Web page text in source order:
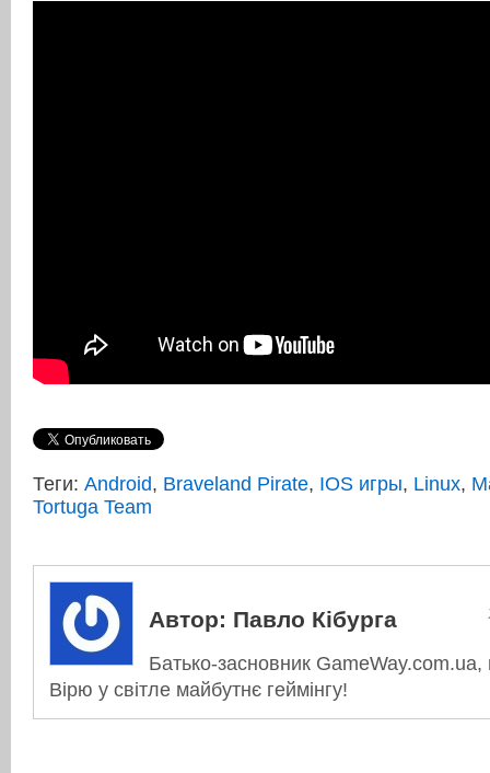
Теги: Android, Braveland Pirate, IOS игры, Linux,
Tortuga Team
Автор: Павло Кібурга
Батько-засновник
Вірю у світле майбутнє геймінгу!